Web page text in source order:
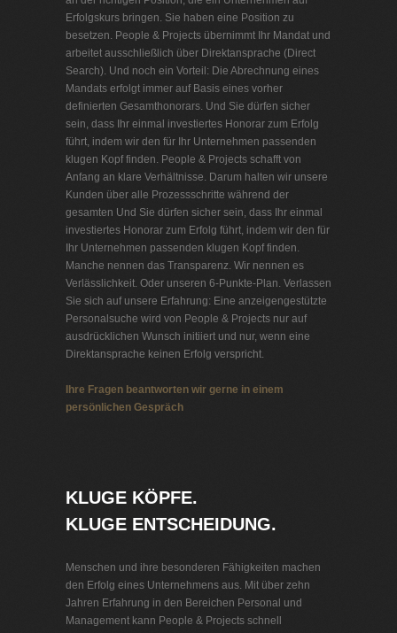
Erfolgskurs bringen. Sie haben eine Position zu
besetzen. People & Projects übernimmt Ihr Mandat und
arbeitet ausschließlich über Direktansprache (Direct
Search). Und noch ein Vorteil: Die Abrechnung eines
Mandats erfolgt immer auf Basis eines vorher
definierten Gesamthonorars. Und Sie dürfen sicher
sein, dass Ihr einmal investiertes Honorar zum Erfolg
führt, indem wir den für Ihr Unternehmen passenden
klugen Kopf finden. People & Projects schafft von
Anfang an klare Verhältnisse. Darum halten wir unsere
Kunden über alle Prozessschritte während der
gesamten Und Sie dürfen sicher sein, dass Ihr einmal
investiertes Honorar zum Erfolg führt, indem wir den für
Ihr Unternehmen passenden klugen Kopf finden.
Manche nennen das Transparenz. Wir nennen es
Verlässlichkeit. Oder unseren 6-Punkte-Plan. Verlassen
Sie sich auf unsere Erfahrung: Eine anzeigengestützte
Personalsuche wird von People & Projects nur auf
ausdrücklichen Wunsch initiiert und nur, wenn eine
Direktansprache keinen Erfolg verspricht.
Ihre Fragen beantworten wir gerne in einem
persönlichen Gespräch
KLUGE KÖPFE.
KLUGE ENTSCHEIDUNG.
Menschen und ihre besonderen Fähigkeiten machen
den Erfolg eines Unternehmens aus. Mit über zehn
Jahren Erfahrung in den Bereichen Personal und
Management kann People & Projects schnell